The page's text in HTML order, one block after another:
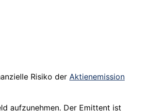
Risiko der Aktienemission
aufzunehmen. Der Emittent ist